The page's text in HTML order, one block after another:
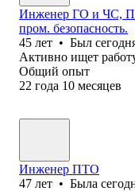
Инженер ГО и ЧС,
пром. безопасность.
45 лет • Был
Активно ищет
Общий опыт
22 года 10 месяцев
Инженер ПТО
47 лет • Была